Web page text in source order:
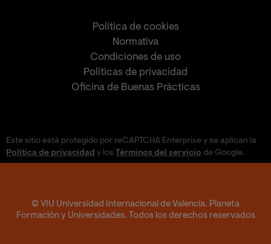
Política de cookies
Normativa
Condiciones de uso
Políticas de privacidad
Oficina de Buenas Prácticas
Este sitio está protegido por reCAPTCHA Enterprise y se aplican la
Política de privacidad y los Términos del servicio de Google.
© VIU Universidad Internacional de Valencia. Planeta
Formación y Universidades. Todos los derechos reservados